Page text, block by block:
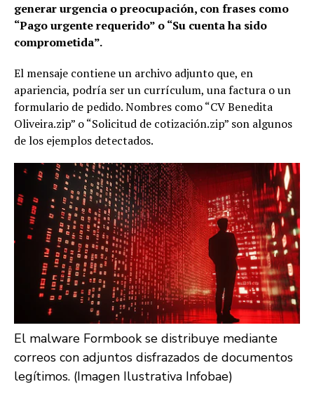
generar urgencia o preocupación, con frases como
“Pago urgente requerido” o “Su cuenta ha sido
comprometida”.
El mensaje contiene un archivo adjunto que, en
apariencia, podría ser un currículum, una factura o un
formulario de pedido. Nombres como “CV Benedita
Oliveira.zip” o “Solicitud de cotización.zip” son algunos
de los ejemplos detectados.
El malware Formbook se distribuye mediante
correos con adjuntos disfrazados de documentos
legítimos. (Imagen Ilustrativa Infobae)